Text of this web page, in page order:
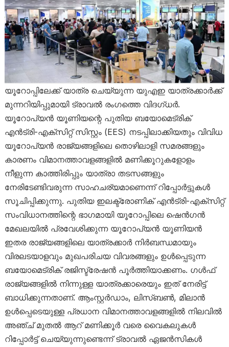
യൂറോപ്പിലേക്ക് യാത്ര ചെയ്യുന്ന യുഎഇ യാത്രക്കാർക്ക്
മുന്നറിയിപ്പുമായി ട്രാവൽ രംഗത്തെ വിദഗ്ധർ.
യൂറോപ്യൻ യൂണിയന്റെ പുതിയ ബയോമെട്രിക്
എൻട്രി-എക്സിറ്റ് സിസ്റ്റം (EES) നടപ്പിലാക്കിയതും വിവിധ
യൂറോപ്യൻ രാജ്യങ്ങളിലെ തൊഴിലാളി സമരങ്ങളും
കാരണം വിമാനത്താവളങ്ങളിൽ മണിക്കൂറുകളോളം
നീളുന്ന കാത്തിരിപ്പും യാത്രാ തടസങ്ങളും
നേരിടേണ്ടിവരുന്ന സാഹചര്യമാണെന്ന് റിപ്പോർട്ടുകൾ
സൂചിപ്പിക്കുന്നു. പുതിയ ഇലക്ട്രോണിക് എൻട്രി-എക്സിറ്റ്
സംവിധാനത്തിന്റെ ഭാഗമായി യൂറോപ്പിലെ ഷെൻഗൻ
മേഖലയിൽ പ്രവേശിക്കുന്ന യൂറോപ്യൻ യൂണിയൻ
ഇതര രാജ്യങ്ങളിലെ യാത്രക്കാർ നിർബന്ധമായും
വിരലടയാളവും മുഖപരിചയ വിവരങ്ങളും ഉൾപ്പെടുന്ന
ബയോമെട്രിക് രജിസ്ട്രേഷൻ പൂർത്തിയാക്കണം. ഗൾഫ്
രാജ്യങ്ങളിൽ നിന്നുള്ള യാത്രക്കാരെയും ഇത് നേരിട്ട്
ബാധിക്കുന്നതാണ്. ആംസ്റ്റർഡാം, ലിസ്ബൺ, മിലാൻ
ഉൾപ്പെടെയുള്ള പ്രധാന വിമാനത്താവളങ്ങളിൽ നിലവിൽ
അഞ്ച് മുതൽ ആറ് മണിക്കൂർ വരെ വൈകലുകൾ
റിപ്പോർട്ട് ചെയ്യുന്നുണ്ടെന്ന് ട്രാവൽ ഏജൻസികൾ